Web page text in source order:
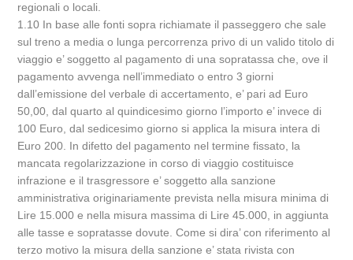
regionali o locali.
1.10 In base alle fonti sopra richiamate il passeggero che sale
sul treno a media o lunga percorrenza privo di un valido titolo di
viaggio e’ soggetto al pagamento di una sopratassa che, ove il
pagamento avvenga nell’immediato o entro 3 giorni
dall’emissione del verbale di accertamento, e’ pari ad Euro
50,00, dal quarto al quindicesimo giorno l’importo e’ invece di
100 Euro, dal sedicesimo giorno si applica la misura intera di
Euro 200. In difetto del pagamento nel termine fissato, la
mancata regolarizzazione in corso di viaggio costituisce
infrazione e il trasgressore e’ soggetto alla sanzione
amministrativa originariamente prevista nella misura minima di
Lire 15.000 e nella misura massima di Lire 45.000, in aggiunta
alle tasse e sopratasse dovute. Come si dira’ con riferimento al
terzo motivo la misura della sanzione e’ stata rivista con